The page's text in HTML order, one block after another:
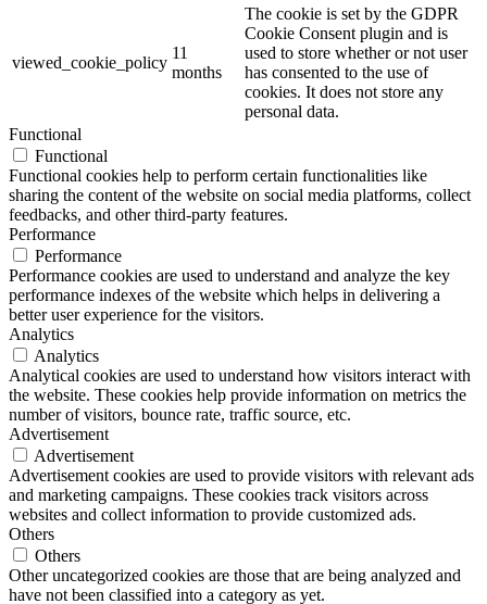
viewed_cookie_policy
11
months
The cookie is set by the GDPR
Cookie Consent plugin and is
used to store whether or not user
has consented to the use of
cookies. It does not store any
personal data.
Functional
Functional
Functional cookies help to perform certain functionalities like
sharing the content of the website on social media platforms, collect
feedbacks, and other third-party features.
Performance
Performance
Performance cookies are used to understand and analyze the key
performance indexes of the website which helps in delivering a
better user experience for the visitors.
Analytics
Analytics
Analytical cookies are used to understand how visitors interact with
the website. These cookies help provide information on metrics the
number of visitors, bounce rate, traffic source, etc.
Advertisement
Advertisement
Advertisement cookies are used to provide visitors with relevant ads
and marketing campaigns. These cookies track visitors across
websites and collect information to provide customized ads.
Others
Others
Other uncategorized cookies are those that are being analyzed and
have not been classified into a category as yet.